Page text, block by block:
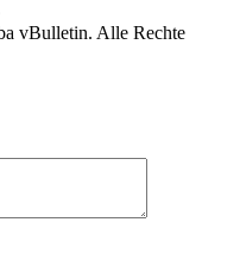
vBulletin. Alle Rechte